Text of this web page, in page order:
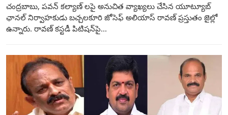
చంద్రబాబు, పవన్ కల్యాణ్ లపై అనుచిత వ్యాఖ్యలు చేసిన యూట్యూబ్
ఛానల్ నిర్వాహకుడు బచ్చలకూరి జోసెఫ్ అలియాస్ రావణ్ ప్రస్తుతం జైల్లో
ఉన్నారు. రావణ్ కస్టడీ పిటిషన్‌పై...